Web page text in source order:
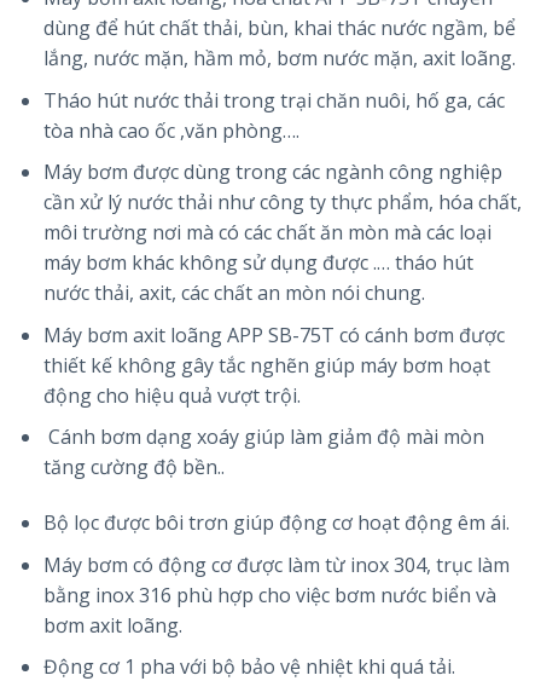
dùng để hút chất thải, bùn, khai thác nước ngầm, bể
lắng, nước mặn, hầm mỏ, bơm nước mặn, axit loãng.
Tháo hút nước thải trong trại chăn nuôi, hố ga, các
tòa nhà cao ốc ,văn phòng….
Máy bơm được dùng trong các ngành công nghiệp
cần xử lý nước thải như công ty thực phẩm, hóa chất,
môi trường nơi mà có các chất ăn mòn mà các loại
máy bơm khác không sử dụng được .… tháo hút
nước thải, axit, các chất an mòn nói chung.
Máy bơm axit loãng APP SB-75T có cánh bơm được
thiết kế không gây tắc nghẽn giúp máy bơm hoạt
động cho hiệu quả vượt trội.
Cánh bơm dạng xoáy giúp làm giảm độ mài mòn
tăng cường độ bền..
Bộ lọc được bôi trơn giúp động cơ hoạt động êm ái.
Máy bơm có động cơ được làm từ inox 304, trục làm
bằng inox 316 phù hợp cho việc bơm nước biển và
bơm axit loãng.
Động cơ 1 pha với bộ bảo vệ nhiệt khi quá tải.